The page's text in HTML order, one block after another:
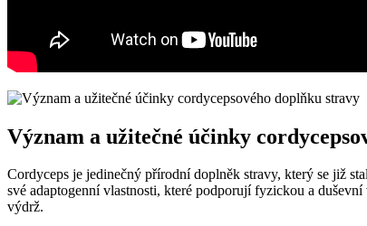
Význam a užitečné účinky
Cordyceps je jedinečný přírodní doplněk stravy, který se již
své adaptogenní vlastnosti, které podporují fyzickou a
výdrž.